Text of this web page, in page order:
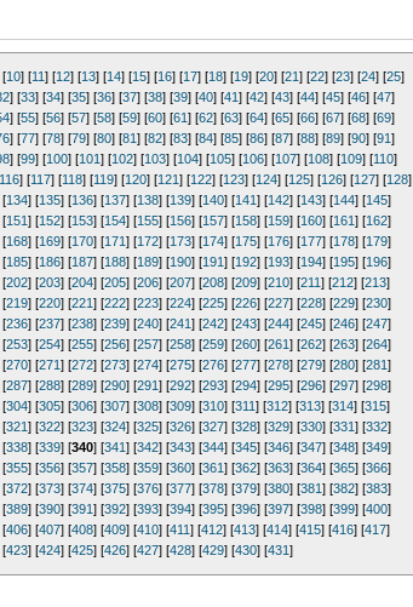
[10] [11] [12] [13] [14] [15] [16] [17] [18] [19] [20] [21] [22] [23] [24] [25]
] [33] [34] [35] [36] [37] [38] [39] [40] [41] [42] [43] [44] [45] [46] [47]
] [55] [56] [57] [58] [59] [60] [61] [62] [63] [64] [65] [66] [67] [68] [69]
] [77] [78] [79] [80] [81] [82] [83] [84] [85] [86] [87] [88] [89] [90] [91]
] [99] [100] [101] [102] [103] [104] [105] [106] [107] [108] [109] [110]
116] [117] [118] [119] [120] [121] [122] [123] [124] [125] [126] [127] [128]
[134] [135] [136] [137] [138] [139] [140] [141] [142] [143] [144] [145]
[151] [152] [153] [154] [155] [156] [157] [158] [159] [160] [161] [162]
[168] [169] [170] [171] [172] [173] [174] [175] [176] [177] [178] [179]
[185] [186] [187] [188] [189] [190] [191] [192] [193] [194] [195] [196]
[202] [203] [204] [205] [206] [207] [208] [209] [210] [211] [212] [213]
[219] [220] [221] [222] [223] [224] [225] [226] [227] [228] [229] [230]
[236] [237] [238] [239] [240] [241] [242] [243] [244] [245] [246] [247]
[253] [254] [255] [256] [257] [258] [259] [260] [261] [262] [263] [264]
[270] [271] [272] [273] [274] [275] [276] [277] [278] [279] [280] [281]
[287] [288] [289] [290] [291] [292] [293] [294] [295] [296] [297] [298]
[304] [305] [306] [307] [308] [309] [310] [311] [312] [313] [314] [315]
[321] [322] [323] [324] [325] [326] [327] [328] [329] [330] [331] [332]
[338] [339] [340] [341] [342] [343] [344] [345] [346] [347] [348] [349]
[355] [356] [357] [358] [359] [360] [361] [362] [363] [364] [365] [366]
[372] [373] [374] [375] [376] [377] [378] [379] [380] [381] [382] [383]
[389] [390] [391] [392] [393] [394] [395] [396] [397] [398] [399] [400]
[406] [407] [408] [409] [410] [411] [412] [413] [414] [415] [416] [417]
[423] [424] [425] [426] [427] [428] [429] [430] [431]